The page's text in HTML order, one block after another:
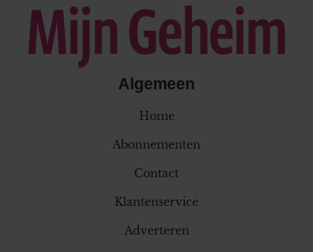
Algemeen
Home
Abonnementen
Contact
Klantenservice
Adverteren